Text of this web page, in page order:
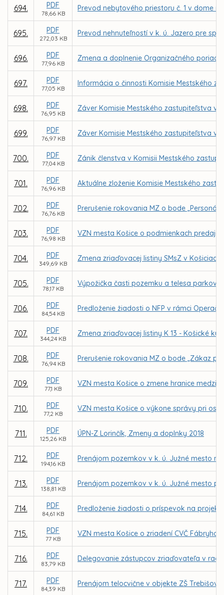
694. PDF
78,66 KB
Prevod nebytového priestoru č. 1 v dome
695. PDF
272,03 KB
Prevod nehnuteľností v k. ú. Jazero pre
696. PDF
77,96 KB
Zmena a doplnenie Organizačného
697. PDF
77,05 KB
Informácia o činnosti Komisie Mestského
698. PDF
76,95 KB
Záver Komisie Mestského zastupiteľstva v
699. PDF
76,97 KB
Záver Komisie Mestského zastupiteľstva v
700. PDF
77,04 KB
Zánik členstva v Komisii Mestského
701. PDF
76,96 KB
Aktuálne zloženie Komisie Mestského
702. PDF
76,76 KB
Prerušenie rokovania MZ o bode
703. PDF
76,98 KB
VZN mesta Košice o podmienkach
704. PDF
349,69 KB
Zmena zriaďovacej listiny SMsZ v Košiciach
705. PDF
78,17 KB
Výpožička časti pozemku a telesa
706. PDF
84,54 KB
Predloženie žiadosti o NFP v rámci
707. PDF
344,24 KB
Zmena zriaďovacej listiny K 13 - Košické
708. PDF
76,94 KB
Prerušenie rokovania MZ o bode „Zákaz
709. PDF
77,1 KB
VZN mesta Košice o zmene hranice medzi
710. PDF
77,2 KB
VZN mesta Košice o výkone správy pri
711. PDF
125,26 KB
ÚPN-Z Lorinčík, Zmeny a doplnky 2018
712. PDF
194,16 KB
Prenájom pozemkov v k. ú. Južné mesto
713. PDF
138,81 KB
Prenájom pozemkov v k. ú. Južné mesto
714. PDF
84,61 KB
Predloženie žiadosti o príspevok na projekt
715. PDF
77 KB
VZN mesta Košice o zriadení CVČ Fábryho
716. PDF
83,79 KB
Delegovanie zástupcov zriaďovateľa v
717. PDF
84,39 KB
Prenájom telocvične v objekte ZŠ